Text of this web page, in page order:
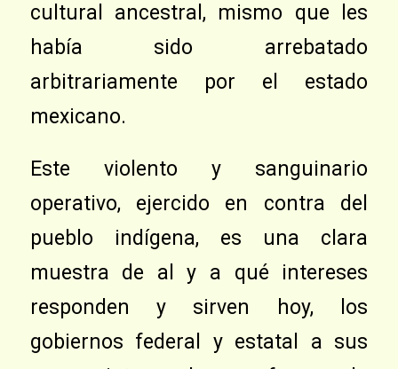
cultural ancestral, mismo que les
había sido arrebatado
arbitrariamente por el estado
mexicano.
Este violento y sanguinario
operativo, ejercido en contra del
pueblo indígena, es una clara
muestra de al y a qué intereses
responden y sirven hoy, los
gobiernos federal y estatal a sus